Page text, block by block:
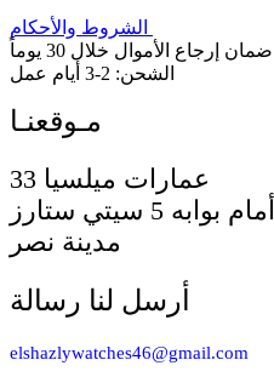
الشروط والأحكام
ضمان إرجاع الأموال خلال 30 يوماً
الشحن: 2-3 أيام عمل
أمام بوابه 5 سيتي ستارز
مدينة نصر
أرسل لنا رسالة
elshazlywatches46@gmail.com